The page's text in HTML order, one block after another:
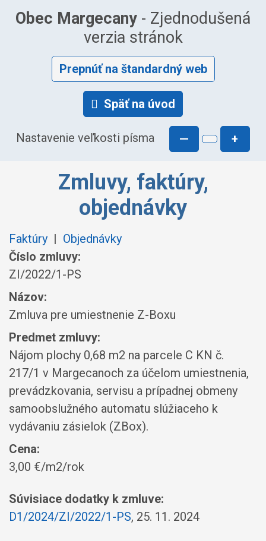
Obec Margecany - Zjednodušená
verzia stránok
Prepnúť na štandardný web
Späť na úvod
Nastavenie veľkosti písma — +
Zmluvy, faktúry,
objednávky
Faktúry | Objednávky
Číslo zmluvy:
ZI/2022/1-PS
Názov:
Zmluva pre umiestnenie Z-Boxu
Predmet zmluvy:
Nájom plochy 0,68 m2 na parcele C KN č.
217/1 v Margecanoch za účelom umiestnenia,
prevádzkovania, servisu a prípadnej obmeny
samoobslužného automatu slúžiaceho k
vydávaniu zásielok (ZBox).
Cena:
3,00 €/m2/rok
Súvisiace dodatky k zmluve:
D1/2024/ZI/2022/1-PS, 25. 11. 2024